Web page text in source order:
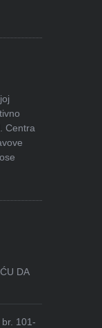
Centra
DA
br. 101-